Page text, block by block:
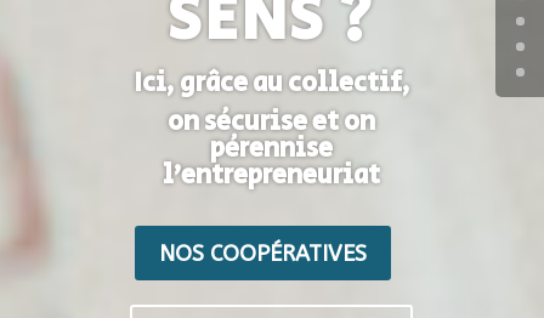
SENS ?
Ici, grâce au collectif,
on sécurise et on
pérennise
l’entrepreneuriat
NOS COOPÉRATIVES